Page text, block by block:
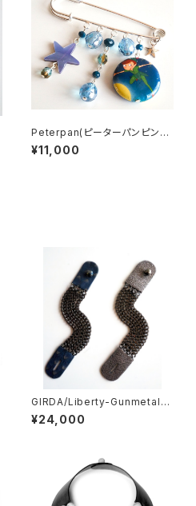
Peterpan(ピーターパンピンブ
ローチ）
¥11,000
GIRDA/Liberty-Gunmetal
(ジルダ・ブレスレット）２種類
¥24,000